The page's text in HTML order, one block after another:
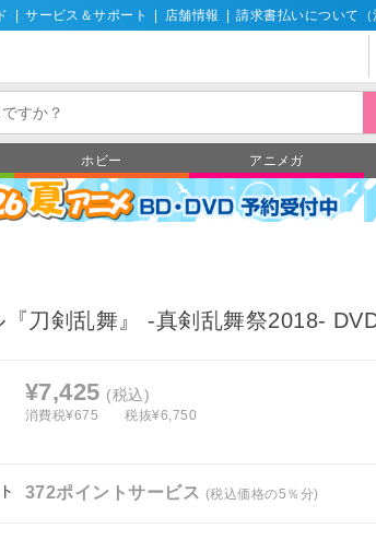
サービス＆サポート 店舗情報 請求書払いについて（
ホビー アニメガ
『刀剣乱舞』 ‐真剣乱舞祭2018-
¥7,425 (税込)
消費税¥675 税抜¥6,750
372ポイントサービス (税込価格の5％分)